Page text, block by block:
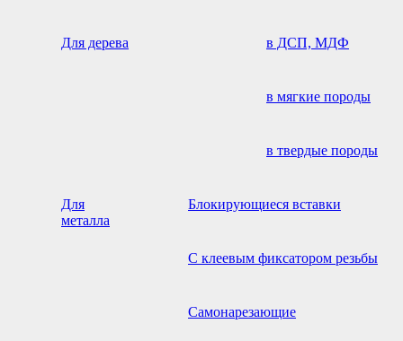
Для дерева в ДСП, МДФ
в мягкие породы
в твердые породы
Для
металла
Блокирующиеся вставки
С клеевым фиксатором резьбы
Самонарезающие